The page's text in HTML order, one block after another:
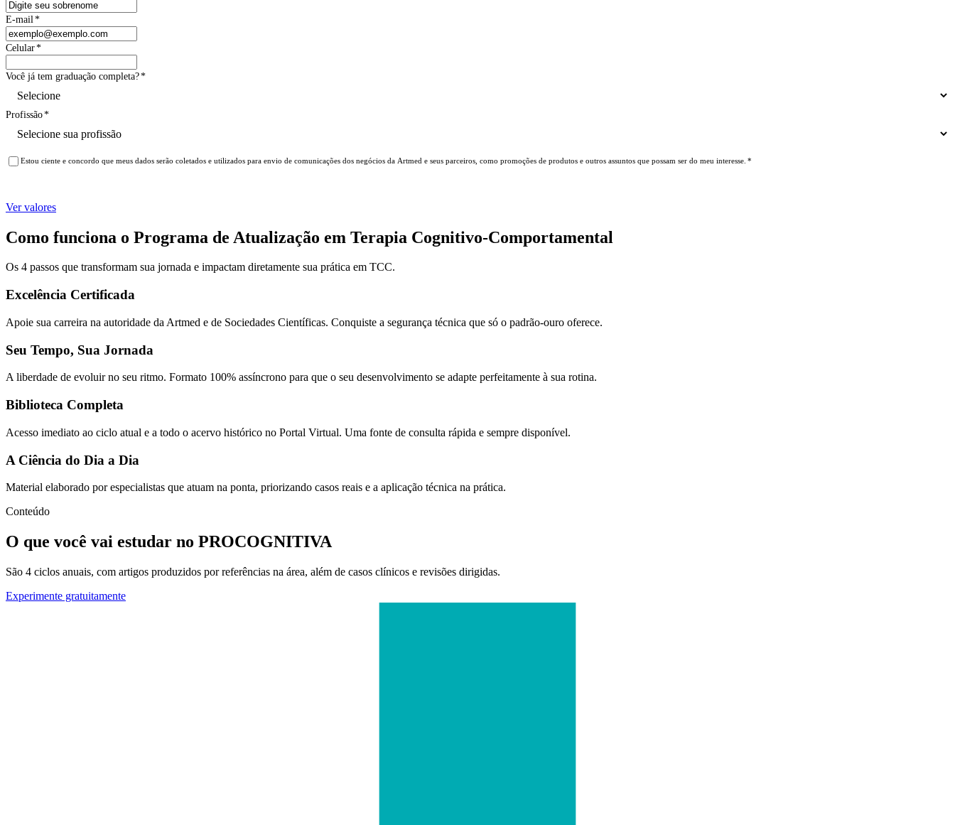
E-mail *
Celular*
Você já tem graduação completa?*
Profissão*
Estou ciente e concordo que meus dados serão coletados e utilizados para envio de comunicações dos negócios da Artmed e seus parceiros, como promoções de produtos e outros assuntos que possam ser do meu interesse. *
Ver valores
Como funciona o Programa de Atualização em Terapia Cognitivo-Comportamental
Os 4 passos que transformam sua jornada e impactam diretamente sua prática em TCC.
Excelência Certificada
Apoie sua carreira na autoridade da Artmed e de Sociedades Científicas. Conquiste a segurança técnica que só o padrão-ouro oferece.
Seu Tempo, Sua Jornada
A liberdade de evoluir no seu ritmo. Formato 100% assíncrono para que o seu desenvolvimento se adapte perfeitamente à sua rotina.
Biblioteca Completa
Acesso imediato ao ciclo atual e a todo o acervo histórico no Portal Virtual. Uma fonte de consulta rápida e sempre disponível.
A Ciência do Dia a Dia
Material elaborado por especialistas que atuam na ponta, priorizando casos reais e a aplicação técnica na prática.
Conteúdo
O que você vai estudar no PROCOGNITIVA
São 4 ciclos anuais, com artigos produzidos por referências na área, além de casos clínicos e revisões dirigidas.
Experimente gratuitamente